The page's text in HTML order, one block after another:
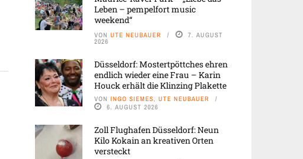
Leben – pempelfort music
weekend“
VON UTE NEUBAUER 7. AUGUST
2026
Düsseldorf: Mostertpöttches ehren
endlich wieder eine Frau – Karin
Houck erhält die Klinzing Plakette
VON INGO SIEMES, UTE NEUBAUER
6. AUGUST 2026
Zoll Flughafen Düsseldorf: Neun
Kilo Kokain an kreativen Orten
versteckt